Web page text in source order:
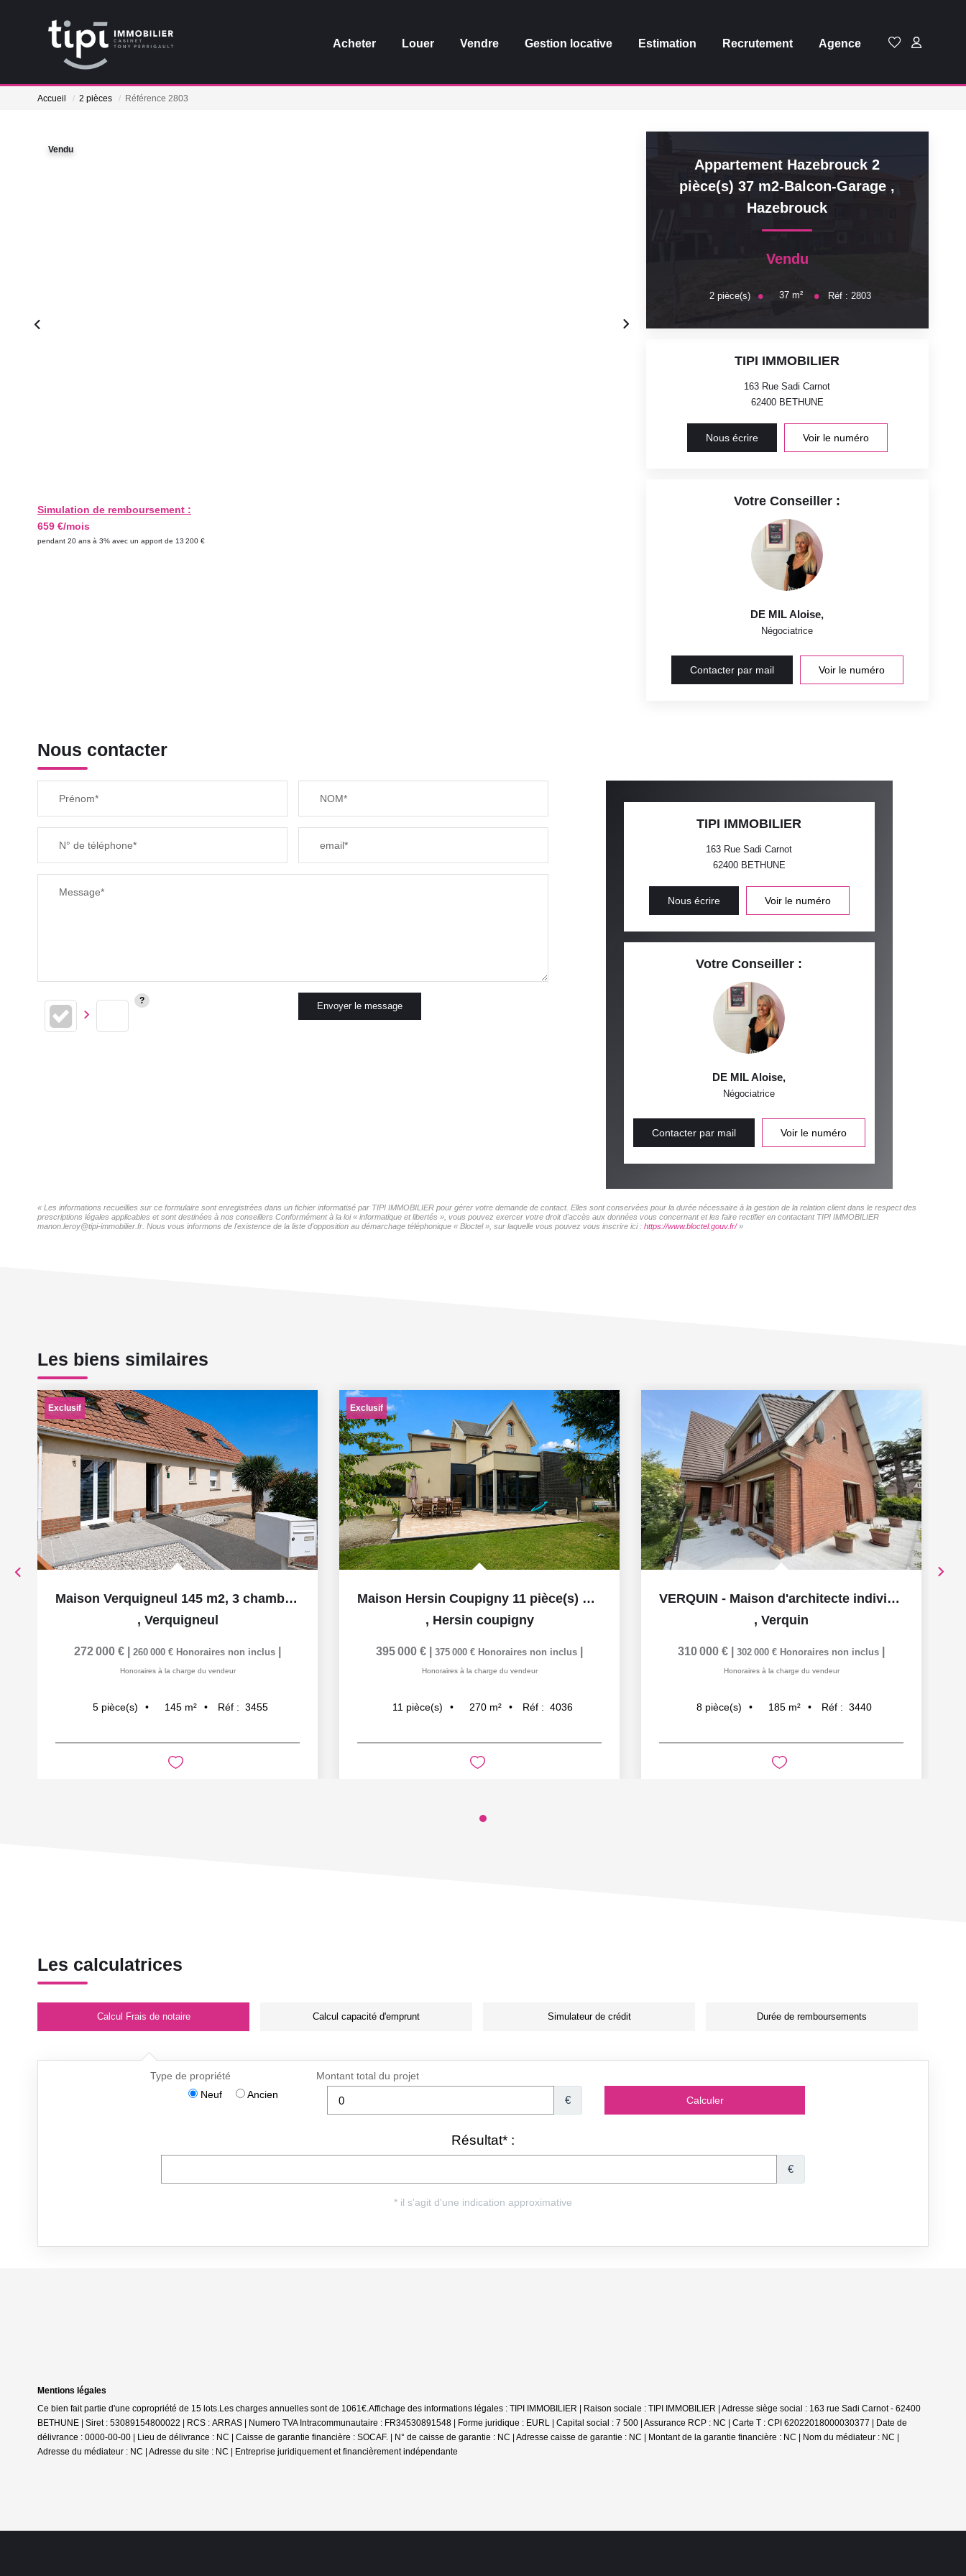
Acheter Louer Vendre Gestion locative Estimation Recrutement Agence
Accueil 2 pièces Référence 2803
Vendu
Simulation de remboursement :
659 €/mois
pendant 20 ans à 3% avec un apport de 13 200 €
Appartement Hazebrouck 2
pièce(s) 37 m2-Balcon-Garage ,
Hazebrouck
Vendu
2 pièce(s) 37 m² Réf : 2803
TIPI IMMOBILIER
163 Rue Sadi Carnot
62400 BETHUNE
Nous écrire Voir le numéro
Votre Conseiller :
DE MIL Aloise,
Négociatrice
Contacter par mail Voir le numéro
Nous contacter
Prénom* NOM*
N° de téléphone* email*
Message*
Envoyer le message
TIPI IMMOBILIER
163 Rue Sadi Carnot
62400 BETHUNE
Nous écrire Voir le numéro
Votre Conseiller :
DE MIL Aloise,
Négociatrice
Contacter par mail Voir le numéro
« Les informations recueillies sur ce formulaire sont enregistrées dans un fichier informatisé par TIPI IMMOBILIER pour gérer votre demande de contact. Elles sont conservées pour la durée nécessaire à la gestion de la relation client dans le respect des
prescriptions légales applicables et sont destinées à nos conseillers Conformément à la loi « informatique et libertés », vous pouvez exercer votre droit d'accès aux données vous concernant et les faire rectifier en contactant TIPI IMMOBILIER
manon.leroy@tipi-immobilier.fr. Nous vous informons de l'existence de la liste d'opposition au démarchage téléphonique « Bloctel », sur laquelle vous pouvez vous inscrire ici : https://www.bloctel.gouv.fr/»
Les biens similaires
Exclusif
Maison Verquigneul 145 m2, 3 chambres, garage et jardin.
, Verquigneul
272 000 € 260 000 € Honoraires non inclus
Honoraires à la charge du vendeur
5 pièce(s) 145 m² Réf : 3455
Exclusif
Maison Hersin Coupigny 11 pièce(s) 270 m2
, Hersin coupigny
395 000 € 375 000 € Honoraires non inclus
Honoraires à la charge du vendeur
11 pièce(s) 270 m² Réf : 4036
VERQUIN - Maison d'architecte individuelle en semi plain...
, Verquin
310 000 € 302 000 € Honoraires non inclus
Honoraires à la charge du vendeur
8 pièce(s) 185 m² Réf : 3440
Les calculatrices
Calcul Frais de notaire Calcul capacité d'emprunt Simulateur de crédit Durée de remboursements
Mentions légales
Ce bien fait partie d'une copropriété de 15 lots.Les charges annuelles sont de 1061€. Affichage des informations légales : TIPI IMMOBILIER | Raison sociale : TIPI IMMOBILIER | Adresse siège social : 163 rue Sadi Carnot - 62400
BETHUNE | Siret : 53089154800022 | RCS : ARRAS | Numero TVA Intracommunautaire : FR34530891548 | Forme juridique : EURL | Capital social : 7 500 | Assurance RCP : NC | Carte T : CPI 62022018000030377 | Date de
délivrance : 0000-00-00 | Lieu de délivrance : NC | Caisse de garantie financière : SOCAF. | N° de caisse de garantie : NC | Adresse caisse de garantie : NC | Montant de la garantie financière : NC | Nom du médiateur : NC |
Adresse du médiateur : NC | Adresse du site : NC | Entreprise juridiquement et financièrement indépendante